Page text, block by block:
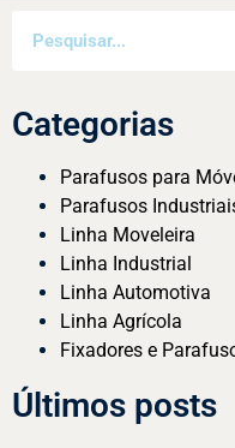
Categorias
Parafusos para
Parafusos
Linha Moveleira
Linha Industrial
Linha Automotiva
Linha Agrícola
Fixadores e
Últimos posts